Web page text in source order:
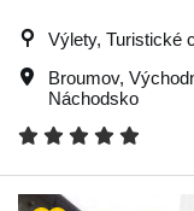
Výlety, Turistické
Broumov,
Náchodsko